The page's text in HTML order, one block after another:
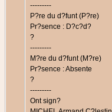
---------
P?re du d?funt (P?re)
Pr?sence : D?c?d?
?
---------
M?re du d?funt (M?re)
Pr?sence : Absente
?
---------
Ont sign?